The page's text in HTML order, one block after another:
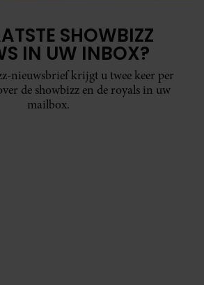
SHOWBIZZ
IN UW INBOX?
nieuwsbrief krijgt u twee keer per
de showbizz en de royals in uw
mailbox.